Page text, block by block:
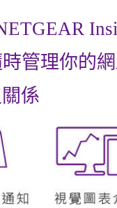
管理你的
係